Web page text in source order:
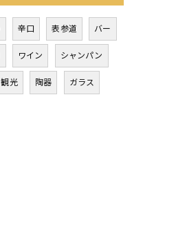
辛口 表参道 バー
ワイン シャンパン
観光 陶器 ガラス